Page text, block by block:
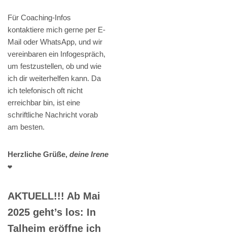
Für Coaching-Infos
kontaktiere mich gerne per E-
Mail oder WhatsApp, und wir
vereinbaren ein Infogespräch,
um festzustellen, ob und wie
ich dir weiterhelfen kann. Da
ich telefonisch oft nicht
erreichbar bin, ist eine
schriftliche Nachricht vorab
am besten.
Herzliche Grüße, deine Irene
❤️
AKTUELL!!! Ab Mai
2025 geht’s los: In
Talheim eröffne ich